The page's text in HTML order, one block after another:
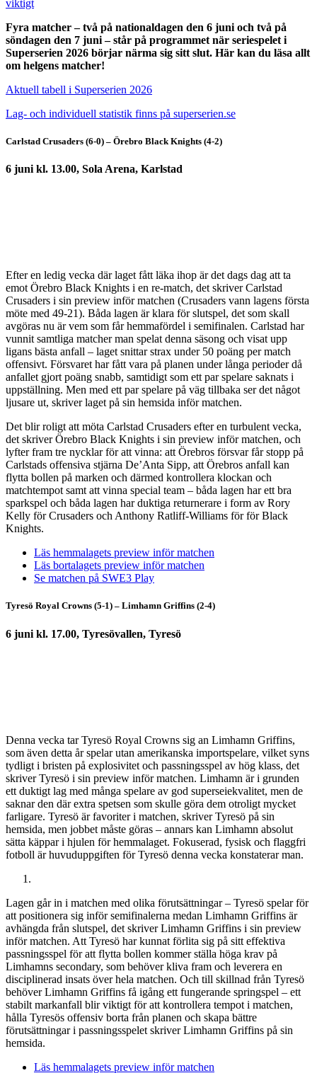
viktigt
Fyra matcher – två på nationaldagen den 6 juni och två på
söndagen den 7 juni – står på programmet när seriespelet i
Superserien 2026 börjar närma sig sitt slut. Här kan du läsa allt
om helgens matcher!
Aktuell tabell i Superserien 2026
Lag- och individuell statistik finns på superserien.se
Carlstad Crusaders (6-0) – Örebro Black Knights (4-2)
6 juni kl. 13.00, Sola Arena, Karlstad
Efter en ledig vecka där laget fått läka ihop är det dags dag att ta
emot Örebro Black Knights i en re-match, det skriver Carlstad
Crusaders i sin preview inför matchen (Crusaders vann lagens första
möte med 49-21). Båda lagen är klara för slutspel, det som skall
avgöras nu är vem som får hemmafördel i semifinalen. Carlstad har
vunnit samtliga matcher man spelat denna säsong och visat upp
ligans bästa anfall – laget snittar strax under 50 poäng per match
offensivt. Försvaret har fått vara på planen under långa perioder då
anfallet gjort poäng snabb, samtidigt som ett par spelare saknats i
uppställning. Men med ett par spelare på väg tillbaka ser det något
ljusare ut, skriver laget på sin hemsida inför matchen.
Det blir roligt att möta Carlstad Crusaders efter en turbulent vecka,
det skriver Örebro Black Knights i sin preview inför matchen, och
lyfter fram tre nycklar för att vinna: att Örebros försvar får stopp på
Carlstads offensiva stjärna De’Anta Sipp, att Örebros anfall kan
flytta bollen på marken och därmed kontrollera klockan och
matchtempot samt att vinna special team – båda lagen har ett bra
sparkspel och båda lagen har duktiga returnerare i form av Rory
Kelly för Crusaders och Anthony Ratliff-Williams för för Black
Knights.
Läs hemmalagets preview inför matchen
Läs bortalagets preview inför matchen
Se matchen på SWE3 Play
Tyresö Royal Crowns (5-1) – Limhamn Griffins (2-4)
6 juni kl. 17.00, Tyresövallen, Tyresö
Denna vecka tar Tyresö Royal Crowns sig an Limhamn Griffins,
som även detta år spelar utan amerikanska importspelare, vilket syns
tydligt i bristen på explosivitet och passningsspel av hög klass, det
skriver Tyresö i sin preview inför matchen. Limhamn är i grunden
ett duktigt lag med många spelare av god superseiekvalitet, men de
saknar den där extra spetsen som skulle göra dem otroligt mycket
farligare. Tyresö är favoriter i matchen, skriver Tyresö på sin
hemsida, men jobbet måste göras – annars kan Limhamn absolut
sätta käppar i hjulen för hemmalaget. Fokuserad, fysisk och flaggfri
fotboll är huvuduppgiften för Tyresö denna vecka konstaterar man.
Lagen går in i matchen med olika förutsättningar – Tyresö spelar för
att positionera sig inför semifinalerna medan Limhamn Griffins är
avhängda från slutspel, det skriver Limhamn Griffins i sin preview
inför matchen. Att Tyresö har kunnat förlita sig på sitt effektiva
passningsspel för att flytta bollen kommer ställa höga krav på
Limhamns secondary, som behöver kliva fram och leverera en
disciplinerad insats över hela matchen. Och till skillnad från Tyresö
behöver Limhamn Griffins få igång ett fungerande springspel – ett
stabilt markanfall blir viktigt för att kontrollera tempot i matchen,
hålla Tyresös offensiv borta från planen och skapa bättre
förutsättningar i passningsspelet skriver Limhamn Griffins på sin
hemsida.
Läs hemmalagets preview inför matchen